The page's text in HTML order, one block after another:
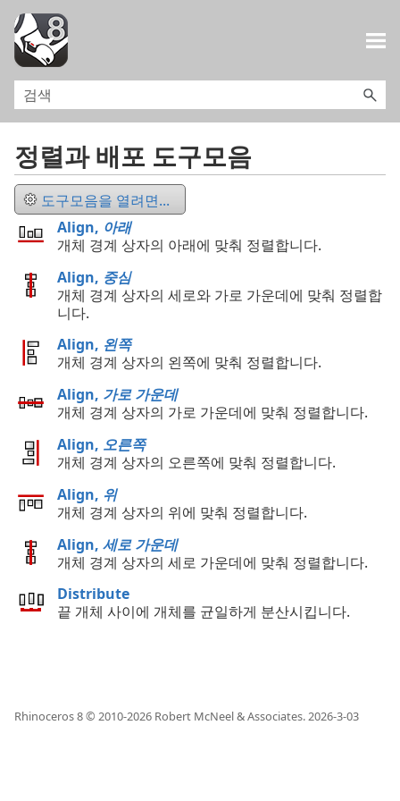
정렬과 배포 도구모음
도구모음을 열려면...
Align, 아래
개체 경계 상자의 아래에 맞춰 정렬합니다.
Align, 중심
개체 경계 상자의 세로와 가로 가운데에 맞춰 정렬합
니다.
Align, 왼쪽
개체 경계 상자의 왼쪽에 맞춰 정렬합니다.
Align, 가로 가운데
개체 경계 상자의 가로 가운데에 맞춰 정렬합니다.
Align, 오른쪽
개체 경계 상자의 오른쪽에 맞춰 정렬합니다.
Align, 위
개체 경계 상자의 위에 맞춰 정렬합니다.
Align, 세로 가운데
개체 경계 상자의 세로 가운데에 맞춰 정렬합니다.
Distribute
끝 개체 사이에 개체를 균일하게 분산시킵니다.
Rhinoceros 8 © 2010-2026 Robert McNeel & Associates.2026-3-03